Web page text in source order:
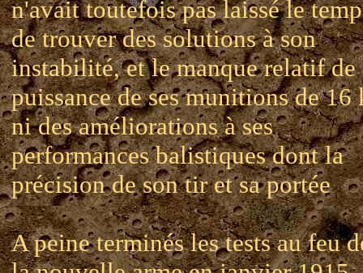
n'avait toutefois pas laissé le
de trouver des solutions à son
instabilité, et le manque relatif de
puissance de ses munitions de 16
ni des améliorations à ses
performances balistiques dont la
précision de son tir et sa portée
A peine terminés les tests au feu